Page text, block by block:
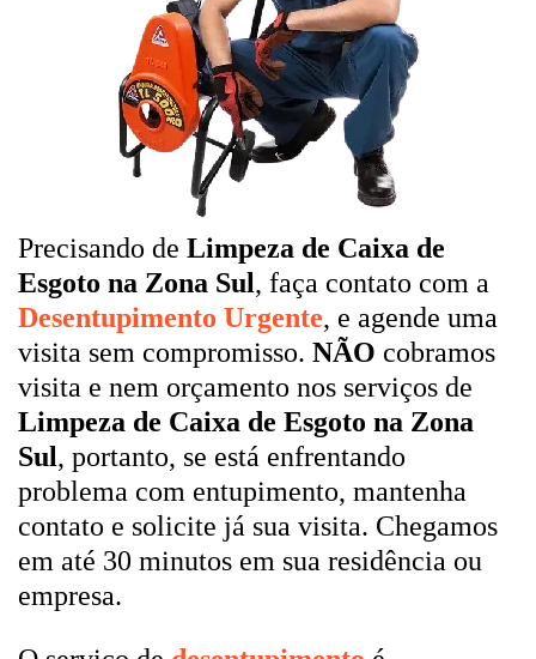
Precisando de Limpeza de Caixa de
Esgoto na Zona Sul, faça contato com a
Desentupimento Urgente, e agende uma
visita sem compromisso. NÃO cobramos
visita e nem orçamento nos serviços de
Limpeza de Caixa de Esgoto na Zona
Sul, portanto, se está enfrentando
problema com entupimento, mantenha
contato e solicite já sua visita. Chegamos
em até 30 minutos em sua residência ou
empresa.